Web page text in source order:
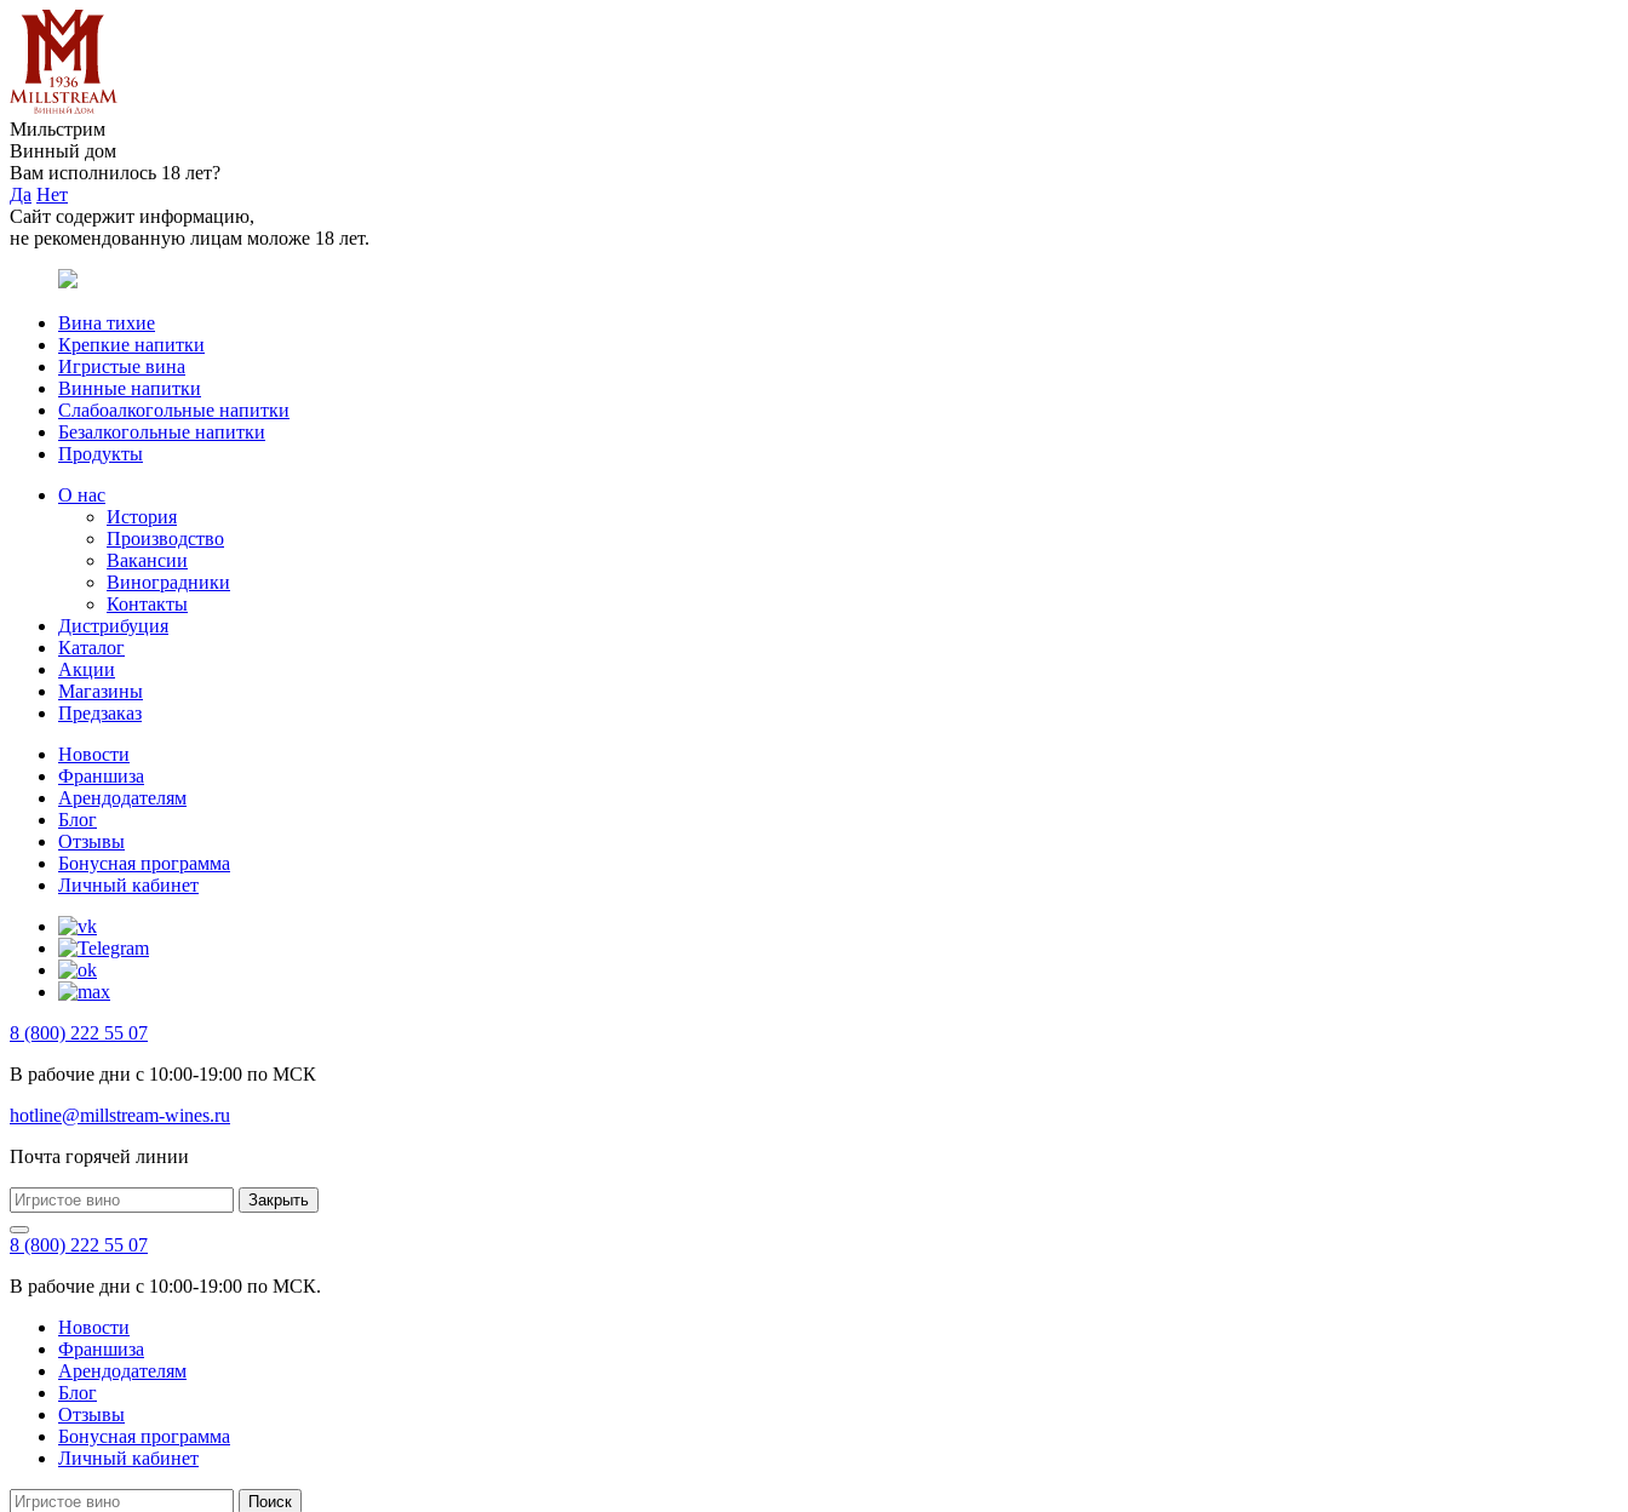
Мильстрим
Винный дом
Вам исполнилось 18 лет?
Да Нет
Сайт содержит информацию,
не рекомендованную лицам моложе 18 лет.
Вина тихие
Крепкие напитки
Игристые вина
Винные напитки
Слабоалкогольные напитки
Безалкогольные напитки
Продукты
О нас
История
Производство
Вакансии
Виноградники
Контакты
Дистрибуция
Каталог
Акции
Магазины
Предзаказ
Новости
Франшиза
Арендодателям
Блог
Отзывы
Бонусная программа
Личный кабинет
8 (800) 222 55 07
В рабочие дни с 10:00-19:00 по МСК
hotline@millstream-wines.ru
Почта горячей линии
Закрыть
8 (800) 222 55 07
В рабочие дни с 10:00-19:00 по МСК.
Новости
Франшиза
Арендодателям
Блог
Отзывы
Бонусная программа
Личный кабинет
Поиск